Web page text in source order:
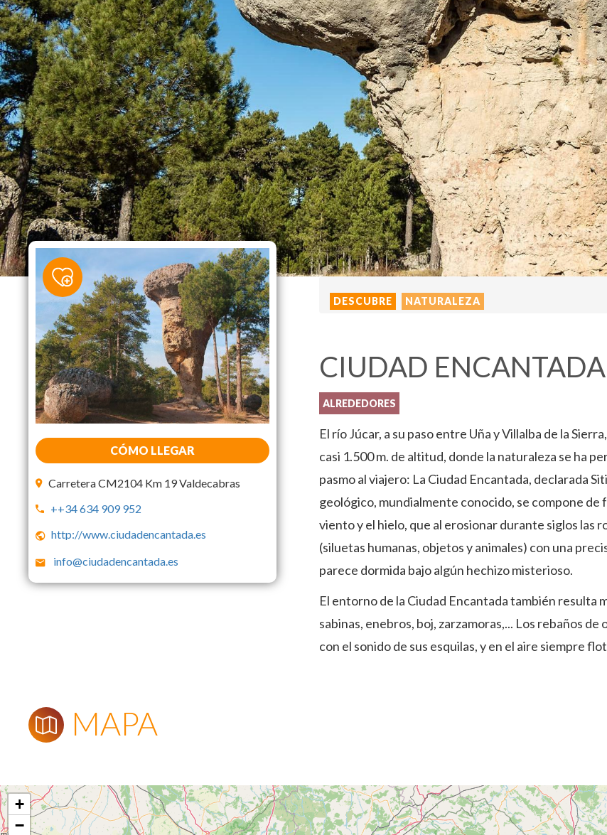
CÓMO LLEGAR
Carretera CM2104 Km 19 Valdecabras
++34 634 909 952
http://www.ciudadencantada.es
info@ciudadencantada.es
DESCUBRE NATURALEZA
CIUDAD ENCANTADA
ALREDEDORES
El río Júcar, a su paso entre Uña y Villalba de la
casi 1.500 m. de altitud, donde la naturaleza se ha
pasmo al viajero: La Ciudad Encantada, declarada
geológico, mundialmente conocido, se compone de
viento y el hielo, que al erosionar durante siglos las
(siluetas humanas, objetos y animales) con una
parece dormida bajo algún hechizo misterioso.
El entorno de la Ciudad Encantada también resulta
sabinas, enebros, boj, zarzamoras,... Los rebaños
con el sonido de sus esquilas, y en el aire siempre
MAPA
+
−